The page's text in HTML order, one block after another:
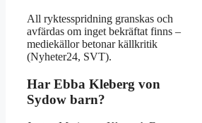
All ryktesspridning granskas och
avfärdas om inget bekräftat finns –
mediekällor betonar källkritik
(Nyheter24, SVT).
Har Ebba Kleberg von
Sydow barn?